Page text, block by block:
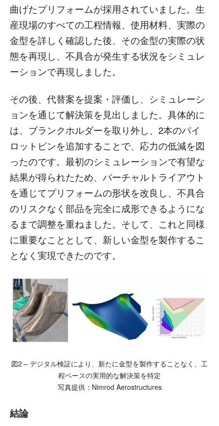
曲げたプリフォームが採用されていました。生
産現場のすべての工程情報、使用材料、実際の
金型を詳しく確認した後、その金型の実際の状
態を再現し、不具合が発生する状況をシミュレ
ーションで再現しました。
その後、代替案を提案・評価し、シミュレーシ
ョンを通じて解決策を見出しました。具体的に
は、ブランクホルダーを取り外し、2本のパイ
ロットピンを追加することで、応力の低減を図
ったのです。最初のシミュレーションで有望な
結果が得られたため、バーチャルトライアウト
を通じてプリフォームの形状を改良し、不具合
のリスクなく部品を完全に成形できるようにな
るまで調整を重ねました。そして、これと同様
に重要なこととして、新しい金型を製作するこ
となく実現できたのです。
図2 – デジタル検証により、新たに金型を製作することなく、工
程ベースの実用的な解決策を特定
写真提供：Nimrod Aerostructures
結論